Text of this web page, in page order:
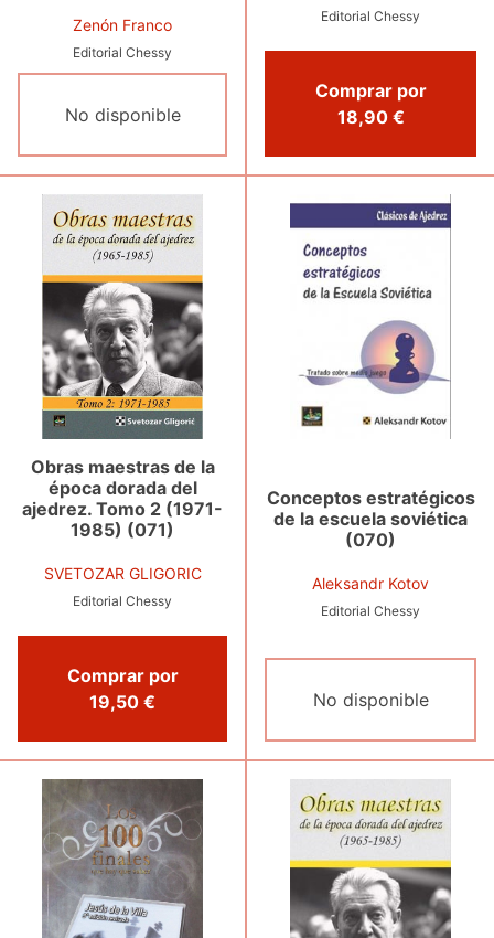
Zenón Franco
Editorial Chessy
No disponible
Editorial Chessy
Comprar por
18,90 €
Obras maestras de la
época dorada del
ajedrez. Tomo 2 (1971-
1985) (071)
SVETOZAR GLIGORIC
Editorial Chessy
Comprar por
19,50 €
Conceptos estratégicos
de la escuela soviética
(070)
Aleksandr Kotov
Editorial Chessy
No disponible